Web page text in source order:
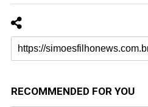
RECOMMENDED FOR YOU